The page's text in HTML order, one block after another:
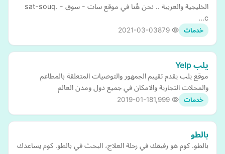
الخليجية والعربية .. نحن هُنا في موقع سات - سوق - sat-souq.
c…
خدمات 2021-03-03
يلب Yelp
موقع يلب يقدم تقييم الجمهور والتوصيات المتعلقة بالمطاعم
والمحلات التجارية والامكان في جميع دول ومدن العالم
خدمات 2019-01-18
بالطو
بالطو. كوم هو رفيقك في رحلة العلاج، البحث في بالطو. كوم يساعدك